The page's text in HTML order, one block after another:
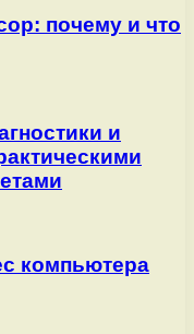
почему и что
и
компьютера